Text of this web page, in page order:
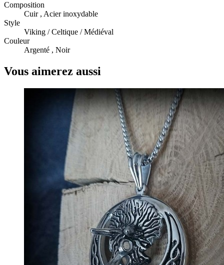
Composition
Cuir , Acier inoxydable
Style
Viking / Celtique / Médiéval
Couleur
Argenté , Noir
Vous aimerez aussi